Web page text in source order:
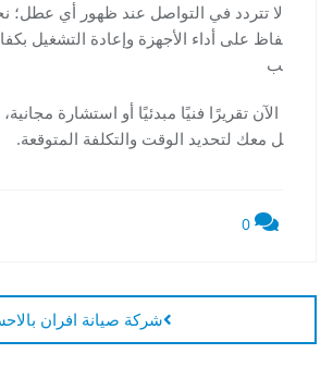
لا تتردد في التواصل عند ظهور أي عطل؛
فاظ على أداء الأجهزة وإعادة التشغيل
ب
الآن تقريرًا فنيًا مبدئيًا أو استشارة
ل معك لتحديد الوقت والتكلفة المتوقعة.
المقالات
شركة صيانة افران بالاحساء